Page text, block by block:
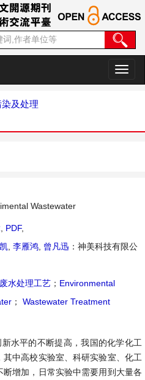
切
换
染及处理
Wastewater
PDF,
李雁鸿 曾凡迅 ：神美科技有限公
废水处理工艺 ； Environmental
；
Wastewater Treatment
水平的不断提高，我国的化学化工
中高校实验室、科研实验室、化工
增加，日常实验中需要用到大量各